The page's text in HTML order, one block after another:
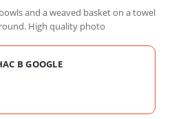
and a weaved basket on a towel
High quality photo
В GOOGLE